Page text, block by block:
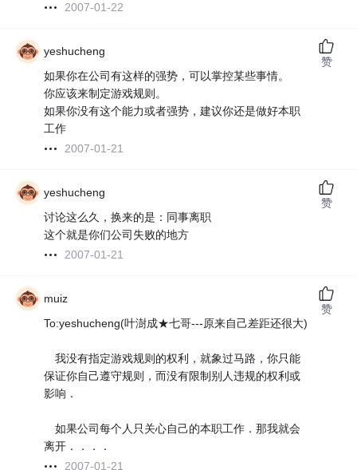
2007-01-22
yeshucheng
如果你在公司有这样的强势，可以掌控某些事情。
你应该来制定游戏规则。
如果你没有这个能力或者强势，建议你还是做好本职
工作
2007-01-21
赞
yeshucheng
讨论这么久，换来的是：同事离职
这个就是你们公司失败的地方
2007-01-21
赞
muiz
To:yeshucheng(叶澍成★七哥---原来自己差距还很大)
我没有指定游戏规则的权利，就象过马路，你只能
保证你自己遵守规则，而没有限制别人违规的权利或
影响．
如果公司每个人只关心自己的本职工作．那我就会
离开．．．．
2007-01-21
赞